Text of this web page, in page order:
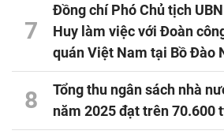
7
Đồng chí Phó Chủ tịch
Huy làm việc với Đoàn
quán Việt Nam tại Bồ Đào
8
Tổng thu ngân sách nhà
năm 2025 đạt trên 70.600